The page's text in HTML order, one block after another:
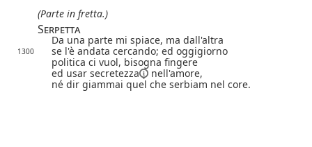
(Parte in fretta.)
Serpetta
Da una parte mi spiace, ma dall'altra
1300
se l'è andata cercando; ed oggigiorno
politica ci vuol, bisogna fingere
ed usar secretezza
nell'amore,
né dir giammai quel che serbiam nel core.